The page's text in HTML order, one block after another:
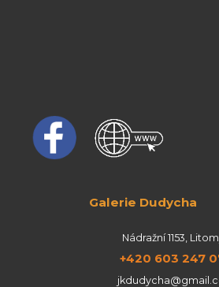
Galerie Dudycha
Nádražní 1153,
+420 603 247